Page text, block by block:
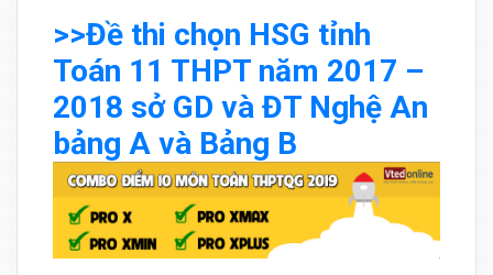
>>Đề thi chọn HSG tỉnh
Toán 11 THPT năm 2017 –
2018 sở GD và ĐT Nghệ An
bảng A và Bảng B